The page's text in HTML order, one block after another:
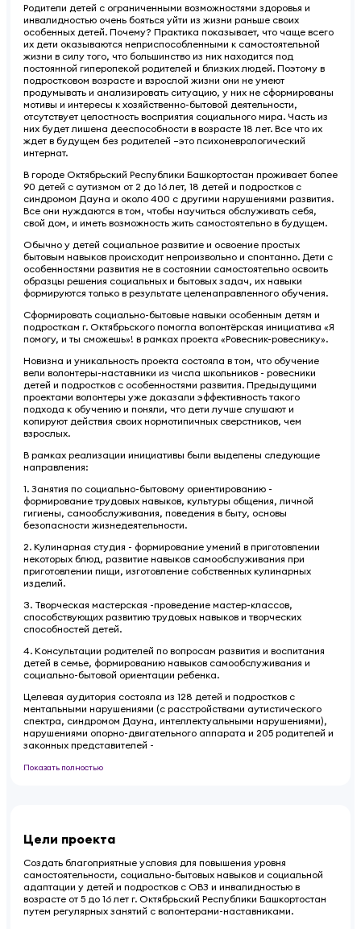
Родители детей с ограниченными возможностями здоровья и
инвалидностью очень бояться уйти из жизни раньше своих
особенных детей. Почему? Практика показывает, что чаще всего
их дети оказываются неприспособленными к самостоятельной
жизни в силу того, что большинство из них находится под
постоянной гиперопекой родителей и близких людей. Поэтому в
подростковом возрасте и взрослой жизни они не умеют
продумывать и анализировать ситуацию, у них не сформированы
мотивы и интересы к хозяйственно-бытовой деятельности,
отсутствует целостность восприятия социального мира. Часть из
них будет лишена дееспособности в возрасте 18 лет. Все что их
ждет в будущем без родителей –это психоневрологический
интернат.
В городе Октябрьский Республики Башкортостан проживает более
90 детей с аутизмом от 2 до 16 лет, 18 детей и подростков с
синдромом Дауна и около 400 с другими нарушениями развития.
Все они нуждаются в том, чтобы научиться обслуживать себя,
свой дом, и иметь возможность жить самостоятельно в будущем.
Обычно у детей социальное развитие и освоение простых
бытовым навыков происходит непроизвольно и спонтанно. Дети с
особенностями развития не в состоянии самостоятельно освоить
образцы решения социальных и бытовых задач, их навыки
формируются только в результате целенаправленного обучения.
Сформировать социально-бытовые навыки особенным детям и
подросткам г. Октябрьского помогла волонтёрская инициатива «Я
помогу, и ты сможешь»! в рамках проекта «Ровесник-ровеснику».
Новизна и уникальность проекта состояла в том, что обучение
вели волонтеры-наставники из числа школьников - ровесники
детей и подростков с особенностями развития. Предыдущими
проектами волонтеры уже доказали эффективность такого
подхода к обучению и поняли, что дети лучше слушают и
копируют действия своих нормотипичных сверстников, чем
взрослых.
В рамках реализации инициативы были выделены следующие
направления:
1. Занятия по социально-бытовому ориентированию -
формирование трудовых навыков, культуры общения, личной
гигиены, самообслуживания, поведения в быту, основы
безопасности жизнедеятельности.
2. Кулинарная студия - формирование умений в приготовлении
некоторых блюд, развитие навыков самообслуживания при
приготовлении пищи, изготовление собственных кулинарных
изделий.
3. Творческая мастерская -проведение мастер-классов,
способствующих развитию трудовых навыков и творческих
способностей детей.
4. Консультации родителей по вопросам развития и воспитания
детей в семье, формированию навыков самообслуживания и
социально-бытовой ориентации ребенка.
Целевая аудитория состояла из 128 детей и подростков с
ментальными нарушениями (с расстройствами аутистического
спектра, синдромом Дауна, интеллектуальными нарушениями),
нарушениями опорно-двигательного аппарата и 205 родителей и
законных представителей -
Показать полностью
Цели проекта
Создать благоприятные условия для повышения уровня
самостоятельности, социально-бытовых навыков и социальной
адаптации у детей и подростков с ОВЗ и инвалидностью в
возрасте от 5 до 16 лет г. Октябрьский Республики Башкортостан
путем регулярных занятий с волонтерами-наставниками.